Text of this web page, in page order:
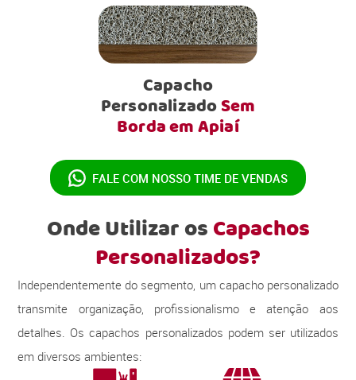
Capacho
PersonalizadoSem
Borda em Apiaí
FALE COM NOSSO TIME DE VENDAS
Onde Utilizar osCapachos
Personalizados?
Independentemente do segmento, um capacho personalizado
transmite organização, profissionalismo e atenção aos
detalhes. Os capachos personalizados podem ser utilizados
em diversos ambientes: